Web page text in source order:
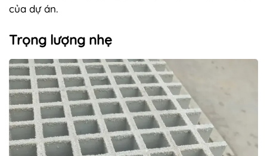
của dự án.
Trọng lượng nhẹ